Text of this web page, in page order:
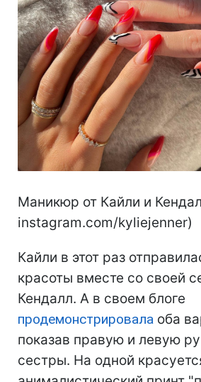
Маникюр от Кайли и
instagram.com/kyliejenner)
Кайли в этот раз
красоты вместе со своей
Кендалл. А в своем блоге
продемонстрировала оба
показав правую и левую
сестры. На одной